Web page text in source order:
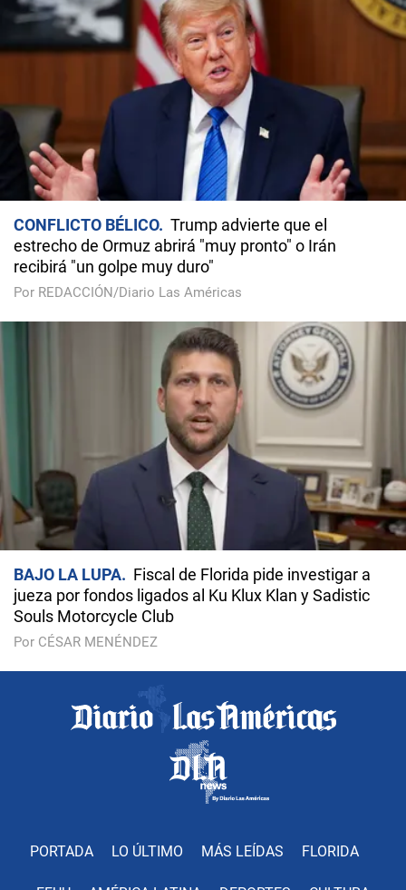
CONFLICTO BÉLICO
Trump advierte que el
estrecho de Ormuz abrirá "muy pronto" o Irán
recibirá "un golpe muy duro"
Por REDACCIÓN/Diario Las Américas
BAJO LA LUPA
Fiscal de Florida pide investigar a
jueza por fondos ligados al Ku Klux Klan y Sadistic
Souls Motorcycle Club
Por CÉSAR MENÉNDEZ
PORTADA LO ÚLTIMO MÁS LEÍDAS FLORIDA